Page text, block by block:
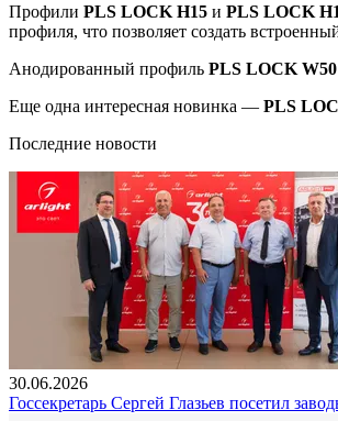
Профили PLS LOCK H15 и PLS LOCK
профиля, что позволяет создать
Анодированный профиль PLS LOCK W50
Еще одна интересная новинка — PLS
Последние новости
30.06.2026
Госсекретарь Сергей Глазьев посетил